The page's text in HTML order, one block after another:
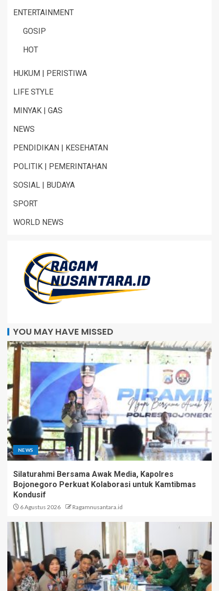
ENTERTAINMENT
GOSIP
HOT
HUKUM | PERISTIWA
LIFE STYLE
MINYAK | GAS
NEWS
PENDIDIKAN | KESEHATAN
POLITIK | PEMERINTAHAN
SOSIAL | BUDAYA
SPORT
WORLD NEWS
YOU MAY HAVE MISSED
NEWS
Silaturahmi Bersama Awak Media, Kapolres
Bojonegoro Perkuat Kolaborasi untuk Kamtibmas
Kondusif
6 Agustus 2026 Ragamnusantara.id